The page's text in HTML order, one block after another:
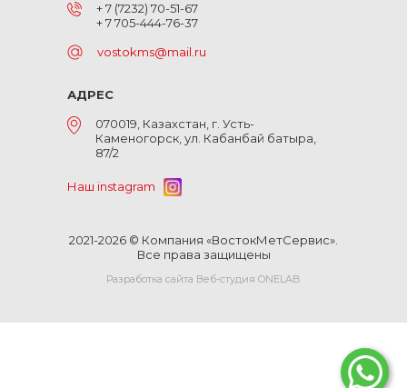
+ 7 (7232) 70-51-67
+ 7 705-444-76-37
vostokms@mail.ru
АДРЕС
070019, Казахстан, г. Усть-
Каменогорск, ул. Кабанбай батыра,
87/2
Наш instagram
2021-2026 © Компания «ВостокМетСервис».
Все права защищены
Разработка сайта Веб-студия ONELAB